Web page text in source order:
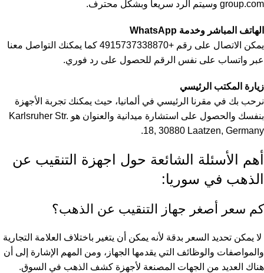
group.com وسيتم الرد سريعا وبشكل محترف.
الهاتف المباشر وخدمة WhatsApp
يمكن الاتصال على رقم +4915737338870 كما يمكنك التواصل معنا
عبر واتساب على نفس الرقم للحصول على رد فوري.
زيارة المكتب الرئيسي
نرحب بك في مقرنا الرئيسي في ألمانيا، حيث يمكنك تجربة الأجهزة
بنفسك والحصول على استشارة ميدانية والعنوان هو Karlsruher Str.
18, 30880 Laatzen, Germany.
أهم الأسئلة الشائعة حول اجهزة التنقيب عن
الذهب في سوريا:
كم سعر أصغر جهاز التنقيب عن الذهب؟
لا يمكن تحديد السعر بدقة لأنه يمكن أن يتغير باختلاف العلامة التجارية
والمواصفات والوظائف التي يقدمها الجهاز، ومن المهم الإشارة إلى أن
هناك العديد من الجهات المصنعة لأجهزة كشف الذهب في السوق.